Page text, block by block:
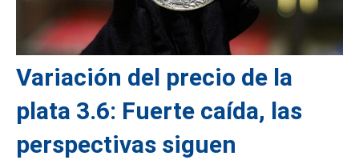
Variación del precio de la
plata 3.6: Fuerte caída, las
perspectivas siguen